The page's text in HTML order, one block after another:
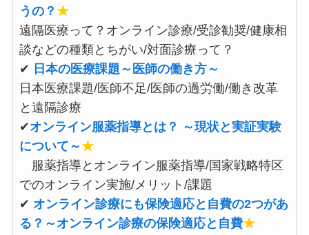
うの？ ★
遠隔医療って？オンライン診療/受診勧奨/健康相
談などの種類とちがい/対面診療って？
✔ 日本の医療課題～医師の働き方～
日本医療課題/医師不足/医師の過労働/働き改革
と遠隔診療
✔オンライン服薬指導とは？ ～現状と実証実験
について～★
服薬指導とオンライン服薬指導/国家戦略特区
でのオンライン実施/メリット/課題
✔ オンライン診療にも保険適応と自費の2つがあ
る？～オンライン診療の保険適応と自費★